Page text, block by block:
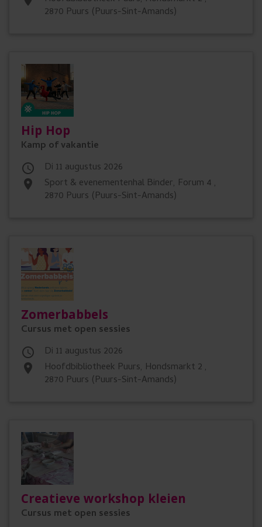
2870 Puurs (Puurs-Sint-Amands)
Hip Hop
Kamp of vakantie
 di 11 augustus 2026
place
Sport & evenementenhal Binder, Forum 4 ,
2870 Puurs (Puurs-Sint-Amands)
Zomerbabbels
Cursus met open sessies
 di 11 augustus 2026
place
Hoofdbibliotheek Puurs, Hondsmarkt 2 ,
2870 Puurs (Puurs-Sint-Amands)
Creatieve workshop kleien
Cursus met open sessies